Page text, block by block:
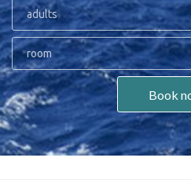
adults
room
Book